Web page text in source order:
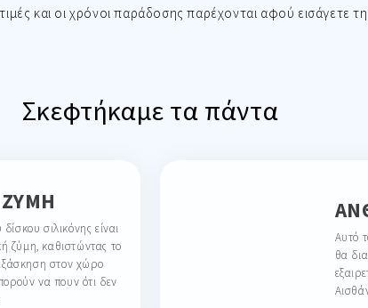
και οι χρόνοι παράδοσης παρέχονται αφού εισάγετε
Σκεφτήκαμε τα πάντα
σιλικόνης είναι
ζύμη, καθιστώντας το
στον χώρο
να πουν ότι δεν
Αυτό
θα